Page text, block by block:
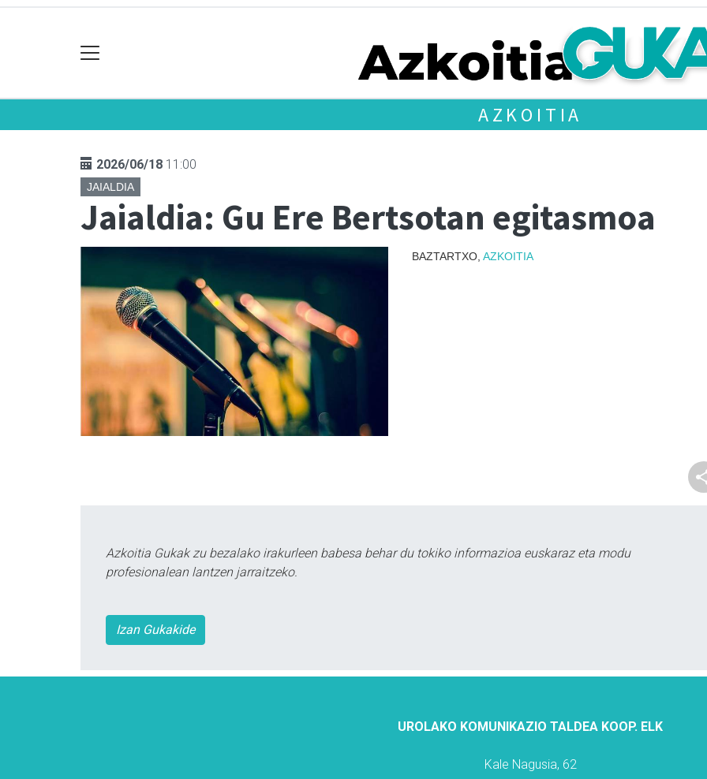
AZKOITIA
2026/06/18 11:00
JAIALDIA
Jaialdia: Gu Ere Bertsotan egitasmoa
BAZTARTXO, AZKOITIA
Azkoitia Gukak zu bezalako irakurleen babesa behar du tokiko informazioa euskaraz eta modu
profesionalean lantzen jarraitzeko.
Izan Gukakide
UROLAKO KOMUNIKAZIO TALDEA KOOP. ELK
Kale Nagusia, 62